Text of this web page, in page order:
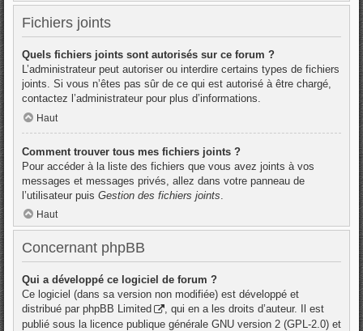
Fichiers joints
Quels fichiers joints sont autorisés sur ce forum ?
L’administrateur peut autoriser ou interdire certains types de fichiers
joints. Si vous n’êtes pas sûr de ce qui est autorisé à être chargé,
contactez l’administrateur pour plus d’informations.
Haut
Comment trouver tous mes fichiers joints ?
Pour accéder à la liste des fichiers que vous avez joints à vos
messages et messages privés, allez dans votre panneau de
l’utilisateur puis Gestion des fichiers joints
Haut
Concernant phpBB
Qui a développé ce logiciel de forum ?
Ce logiciel (dans sa version non modifiée) est développé et
distribué par phpBB Limited
, qui en a les droits d’auteur. Il est
publié sous la licence publique générale GNU version 2 (GPL-2.0) et